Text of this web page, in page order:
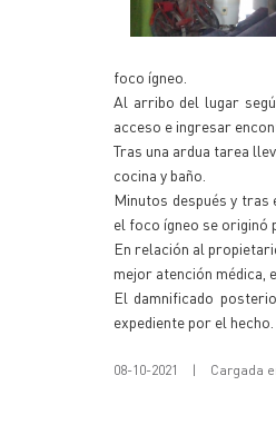
foco ígneo.
Al arribo del lugar
acceso e ingresar
Tras una ardua tarea
cocina y baño.
Minutos después y
el foco ígneo se originó
En relación al
mejor atención médica,
El damnificado
expediente por el hecho.
08-10-2021 | Cargada